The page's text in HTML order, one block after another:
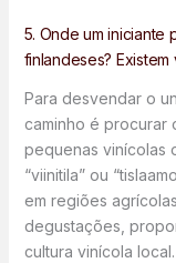
5. Onde um iniciante
finlandeses? Existem
Para desvendar o
caminho é procurar
pequenas vinícolas
“viinitila” ou
em regiões
degustações,
cultura vinícola local.